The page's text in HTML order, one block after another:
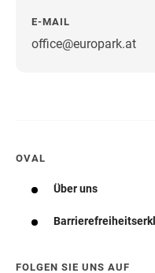
E-MAIL
office@europark.at
OVAL
Über uns
FOLGEN SIE UNS AUF